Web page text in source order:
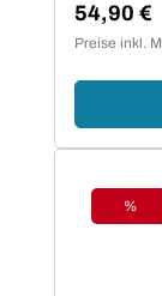
54,90 €
Preise inkl.
%